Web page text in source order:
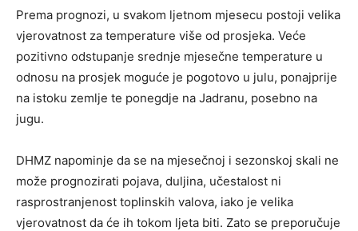
Prema prognozi, u svakom ljetnom mjesecu postoji velika
vjerovatnost za temperature više od prosjeka. Veće
pozitivno odstupanje srednje mjesečne temperature u
odnosu na prosjek moguće je pogotovo u julu, ponajprije
na istoku zemlje te ponegdje na Jadranu, posebno na
jugu.
DHMZ napominje da se na mjesečnoj i sezonskoj skali ne
može prognozirati pojava, duljina, učestalost ni
rasprostranjenost toplinskih valova, iako je velika
vjerovatnost da će ih tokom ljeta biti. Zato se preporučuje